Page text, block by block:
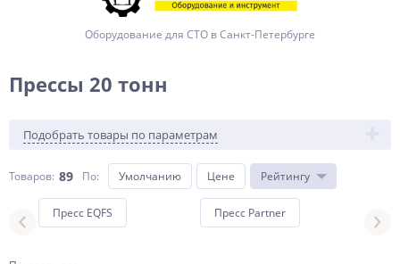
Оборудование для СТО в Санкт-Петербурге
Прессы 20 тонн
Подобрать товары по параметрам
Товаров: 89 По: Умолчанию Цене Рейтингу
Пресс EQFS Пресс Partner